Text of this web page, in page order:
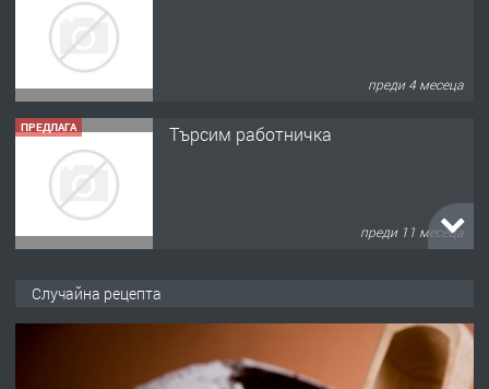
преди 4 месеца
ПРЕДЛАГА Търсим работничка
преди 11 месеца
преди 1 година
Случайна рецепта